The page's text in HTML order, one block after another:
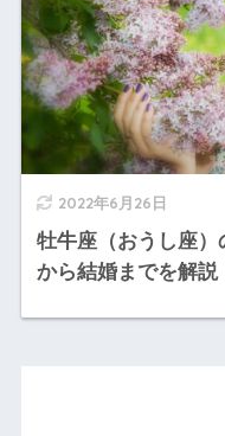
2022年6月26日
牡牛座（おうし座
から結婚までを解説